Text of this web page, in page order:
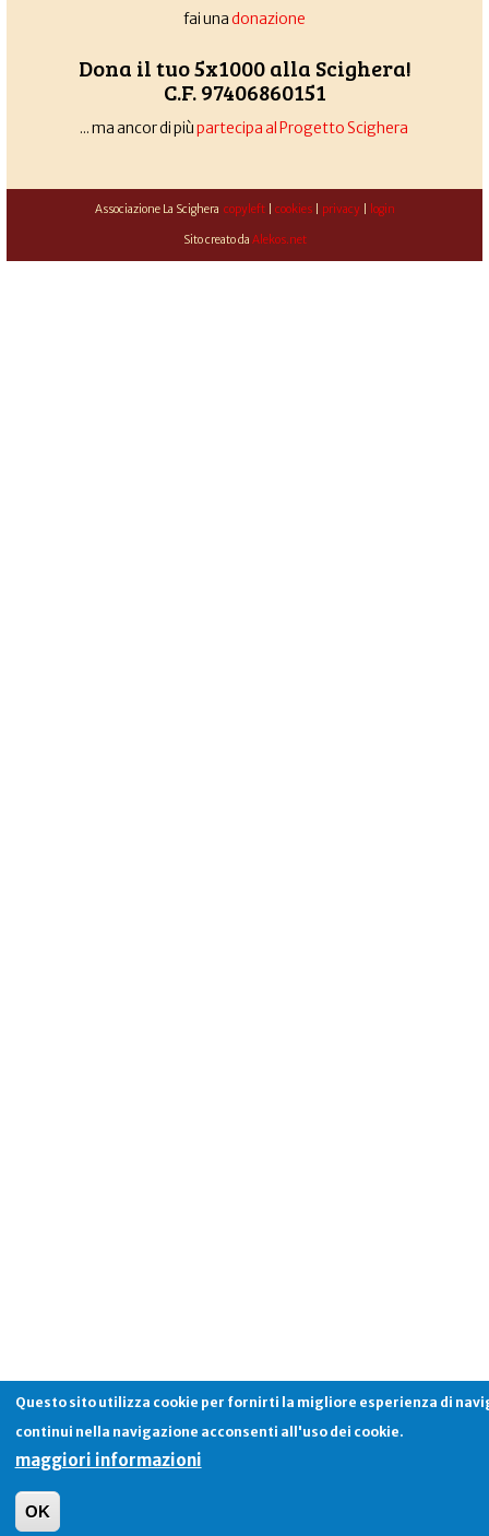
fai unadonazione
Dona il tuo 5x1000 alla Scighera!
C.F. 97406860151
... ma ancor di piùpartecipa al Progetto Scighera
Associazione La Scighera copyleft| cookies| privacy| login
Sito creato da Alekos.net
Questo sito utilizza cookie per fornirti la migliore esperienza di
continui nella navigazione acconsenti all'uso dei cookie.
maggiori informazioni
OK